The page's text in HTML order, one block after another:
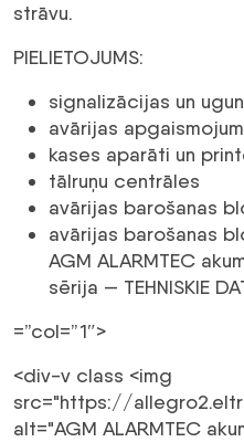
strāvu.
PIELIETOJUMS:
signalizācijas un
avārijas
kases aparāti un
tālruņu centrāles
avārijas barošanas
avārijas barošanas
AGM ALARMTEC
sērija — TEHNISKIE
=”col=”1″>
<div-v class <img
src="https://
alt="AGM ALARMTEC